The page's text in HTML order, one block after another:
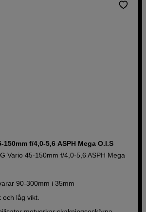
150mm f/4,0-5,6 ASPH Mega O.I.S
Vario 45-150mm f/4,0-5,6 ASPH Mega
90-300mm i 35mm
låg vikt.